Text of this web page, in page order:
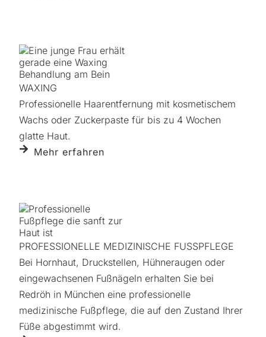
WAXING
Professionelle Haarentfernung mit kosmetischem
Wachs oder Zuckerpaste für bis zu 4 Wochen
glatte Haut.
Mehr erfahren
PROFESSIONELLE MEDIZINISCHE FUSSPFLEGE
Bei Hornhaut, Druckstellen, Hühneraugen oder
eingewachsenen Fußnägeln erhalten Sie bei
Redröh in München eine professionelle
medizinische Fußpflege, die auf den Zustand Ihrer
Füße abgestimmt wird.